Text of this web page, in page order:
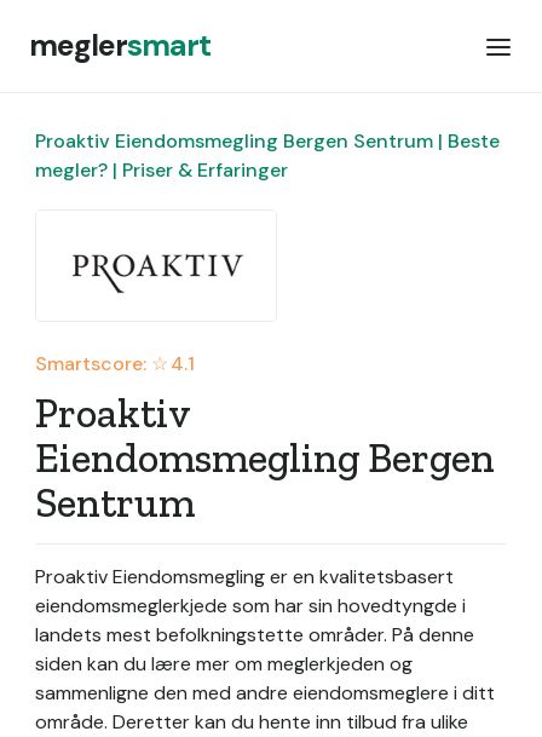
meglersmart
Proaktiv Eiendomsmegling Bergen Sentrum | Beste
megler? | Priser & Erfaringer
Smartscore: ☆4.1
Proaktiv
Eiendomsmegling Bergen
Sentrum
Proaktiv Eiendomsmegling er en kvalitetsbasert
eiendomsmeglerkjede som har sin hovedtyngde i
landets mest befolkningstette områder. På denne
siden kan du lære mer om meglerkjeden og
sammenligne den med andre eiendomsmeglere i ditt
område. Deretter kan du hente inn tilbud fra ulike